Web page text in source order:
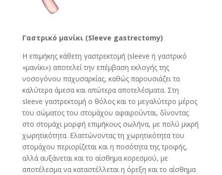
Γαστρικό μανίκι (Sleeve gastrectomy)
Η επιμήκης κάθετη γαστρεκτομή (sleeve ή γαστρικό
«μανίκι») αποτελεί την επέμβαση εκλογής της
νοσογόνου παχυσαρκίας, καθώς παρουσιάζει τα
καλύτερα άμεσα και απώτερα αποτελέσματα. Στη
sleeve γαστρεκτομή ο θόλος και το μεγαλύτερο μέρος
του σώματος του στομάχου αφαιρούνται, δίνοντας
στο στομάχι μορφή επιμήκους σωλήνα, με πολύ μικρή
χωρητικότητα. Ελαττώνοντας τη χωρητικότητα του
στομάχου περιορίζεται και η ποσότητα της τροφής,
αλλά αυξάνεται και το αίσθημα κορεσμού, με
αποτέλεσμα να καταστέλλεται η όρεξη και το αίσθημα